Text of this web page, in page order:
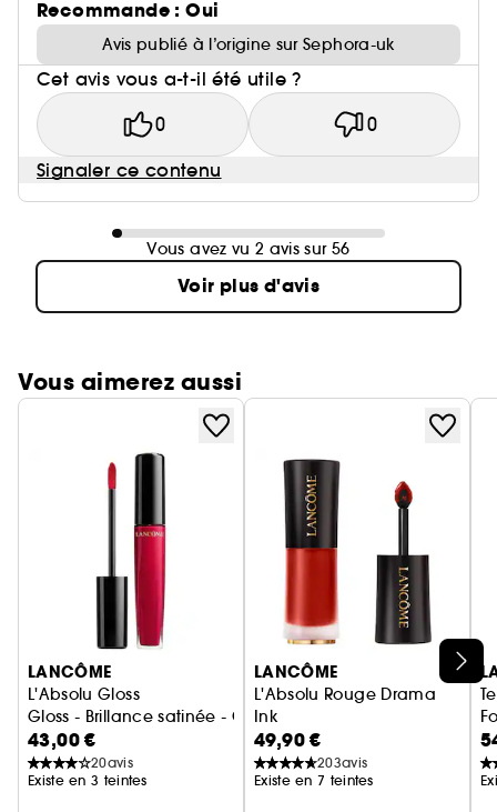
Recommande : Oui
Avis publié à l’origine sur Sephora-uk
Cet avis vous a-t-il été utile ?
0 0
Signaler ce contenu
Vous avez vu 2 avis sur 56
Voir plus d'avis
Vous aimerez aussi
Ignorer le carrousel produits
LANCÔME
L'Absolu Gloss
Gloss - Brillance satinée - Couleur éclatante
43,00 €
20avis
Existe en 3 teintes
LANCÔME
L'Absolu Rouge Drama
Ink
Encre à Lèvres Semi-Mate
49,90 €
203avis
Existe en 7 teintes